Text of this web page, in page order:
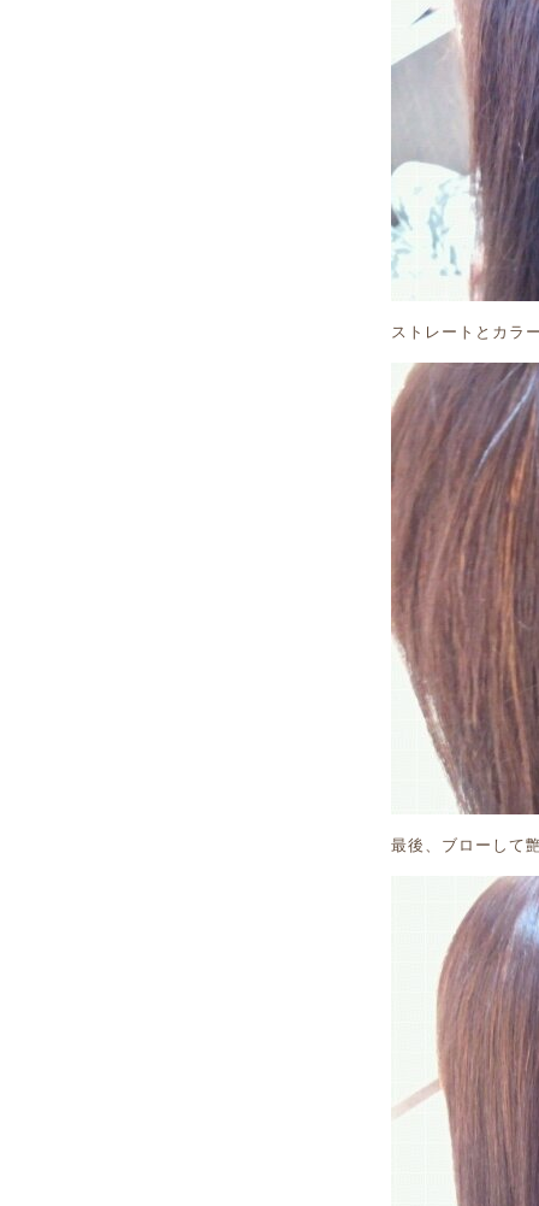
ストレートとカラ
最後、ブローして